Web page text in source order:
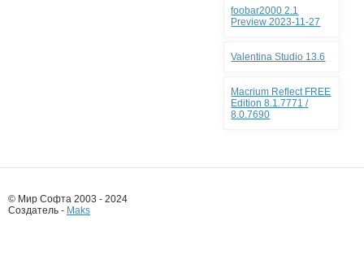
foobar2000 2.1
Preview 2023-11-27
Valentina Studio 13.6
Macrium Reflect FREE
Edition 8.1.7771 /
8.0.7690
© Мир Софта 2003 - 2024
Создатель - Maks